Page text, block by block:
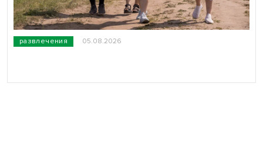
развлечения 05.08.2026